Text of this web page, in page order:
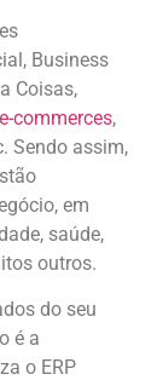
Business
Coisas,
e-commerces,
Sendo assim,
em
saúde,
outros.
do seu
é a
o ERP